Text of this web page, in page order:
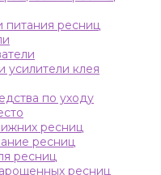
питания ресниц
усилители клея
по уходу
ресниц
ресниц
ресниц
ресниц